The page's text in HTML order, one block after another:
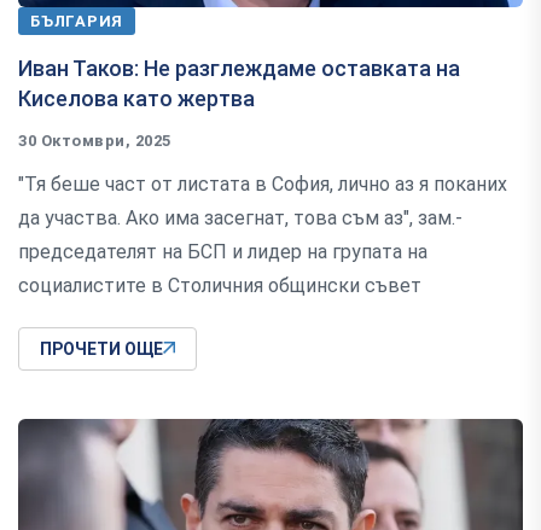
БЪЛГАРИЯ
Иван Таков: Не разглеждаме оставката на
Киселова като жертва
30 Октомври, 2025
"Тя беше част от листата в София, лично аз я поканих
да участва. Ако има засегнат, това съм аз", зам.-
председателят на БСП и лидер на групата на
социалистите в Столичния общински съвет
ПРОЧЕТИ ОЩЕ